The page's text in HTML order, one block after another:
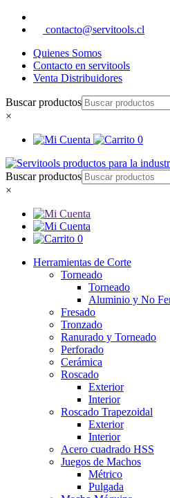
contacto@servitools.cl
Quienes Somos
Contacto en servitools
Venta Distribuidores
Buscar productos
×
0
Buscar productos
×
0
Herramientas de Corte
Torneado
Torneado
Aluminio y No
Fresado
Tronzado
Ranurado y Torneado
Perforado
Cerámica
Roscado
Exterior
Interior
Roscado Trapezoidal
Exterior
Interior
Acero cuadrado HSS
Juegos de Machos
Métrico
Pulgada